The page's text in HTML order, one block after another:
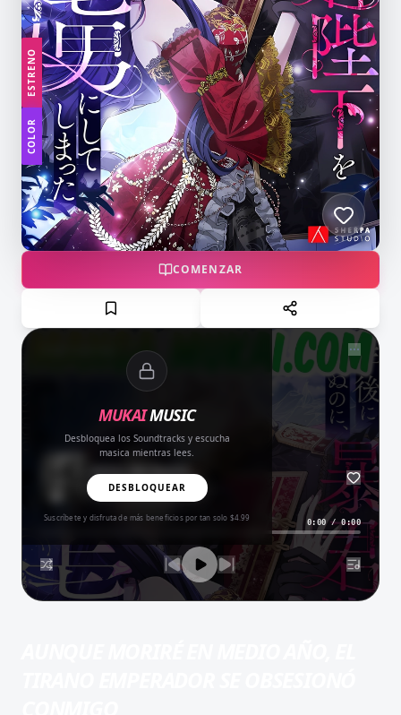
ESTRENO
COLOR
COMENZAR
MUKAIMUSIC
Desbloquea los Soundtracks y escucha
masica mientras lees.
DESBLOQUEAR
Suscríbete y disfruta de más beneficios por tan solo $4.99
Amor del Bueno
BALADA
0:00/0:00